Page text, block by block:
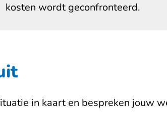
kosten wordt geconfronteerd.
in kaart en bespreken jouw